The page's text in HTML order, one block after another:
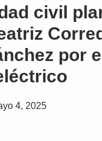
civil
por
4, 2025